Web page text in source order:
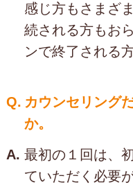
感じ方もさまざ
続される方もお
ンで終了される
Q. カウンセリング
か。
A. 最初の１回は、
ていただく必要